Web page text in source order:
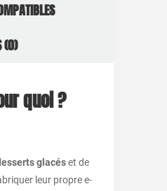
(0)
quoi ?
glacéset de
leur propre e-